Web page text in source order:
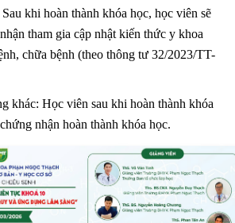
khi hoàn thành khóa học, học viên sẽ
tham gia cập nhật kiến thức y khoa
chữa bệnh (theo thông tư 32/2023/TT-
khác: Học viên sau khi hoàn thành khóa
nhận hoàn thành khóa học.